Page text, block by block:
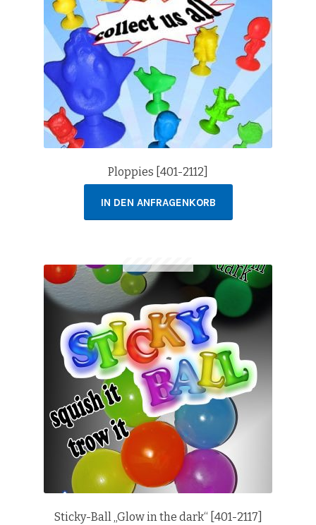
Ploppies [401-2112]
IN DEN ANFRAGENKORB
Sticky-Ball „Glow in the dark“ [401-2117]